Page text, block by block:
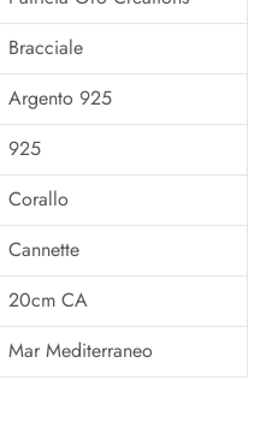
Bracciale
Argento 925
925
Corallo
Cannette
20cm CA
Mar Mediterraneo